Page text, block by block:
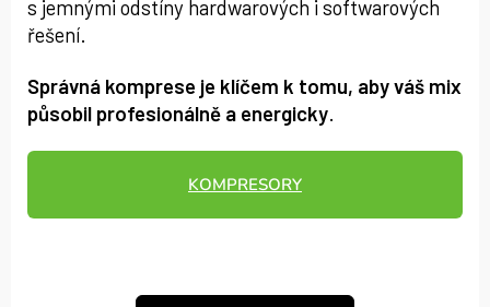
s jemnými odstíny hardwarových i softwarových
řešení.
Správná komprese je klíčem k tomu, aby váš mix
působil profesionálně a energicky.
KOMPRESORY